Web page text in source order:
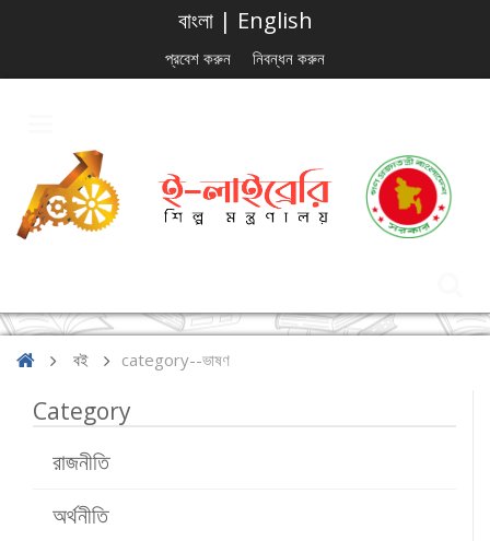
বাংলা| English
প্রবেশ করুন নিবন্ধন করুন
বই category--ভাষণ
Category
রাজনীতি
অর্থনীতি